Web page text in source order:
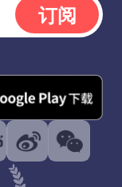
订阅